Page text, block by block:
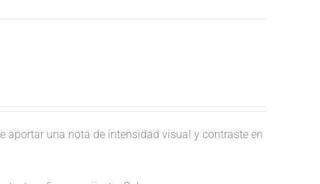
aportar una nota de intensidad visual y contraste en